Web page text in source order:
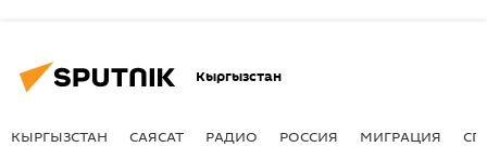
Кыргызстан
КЫРГЫЗСТАН САЯСАТ РАДИО РОССИЯ МИГРАЦИЯ